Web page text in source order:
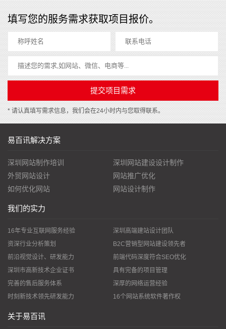
填写您的服务需求获取项目报价。
* 请认真填写需求信息，我们会在24小时内与您取得联系。
易百讯解决方案
深圳网站制作培训
深圳网站建设设计制作
外贸网站设计
网站推广优化
如何优化网站
网站设计制作
我们的实力
16年专业互联网服务经验
深圳高端建站设计团队
资深行业分析策划
B2C营销型网站建设领先者
前沿视觉设计、研发能力
前端代码深度符合SEO优化
深圳市高新技术企业证书
具有完备的项目管理
完善的售后服务体系
深厚的网络运营经验
时刻新技术领先研发能力
16个网站系统软件著作权
关于易百讯